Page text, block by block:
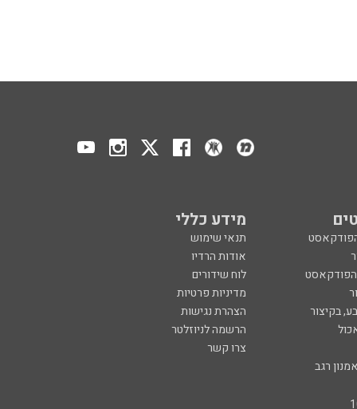
מידע כללי
תנאי שימוש
אודות הרדיו
הפודקאסט
לוח שידורים
מדיניות פרטיות
בקיצור
הצהרת נגישות
הרשמה לניוזלטר
צרו קשר
רגב